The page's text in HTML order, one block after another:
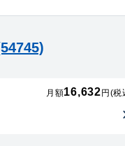
月額16,632 円(税